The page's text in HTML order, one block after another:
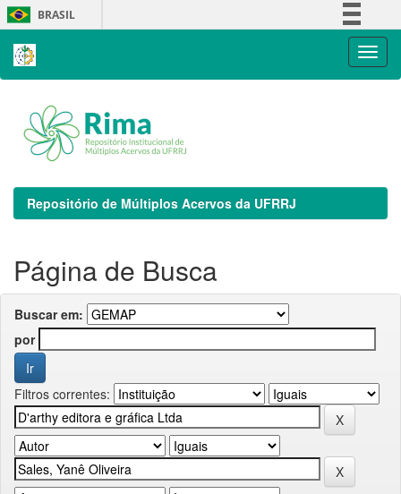
Skip
navigation
BRASIL
Repositório de Múltiplos Acervos da UFRRJ
Página de Busca
Buscar em:
por
Filtros correntes: